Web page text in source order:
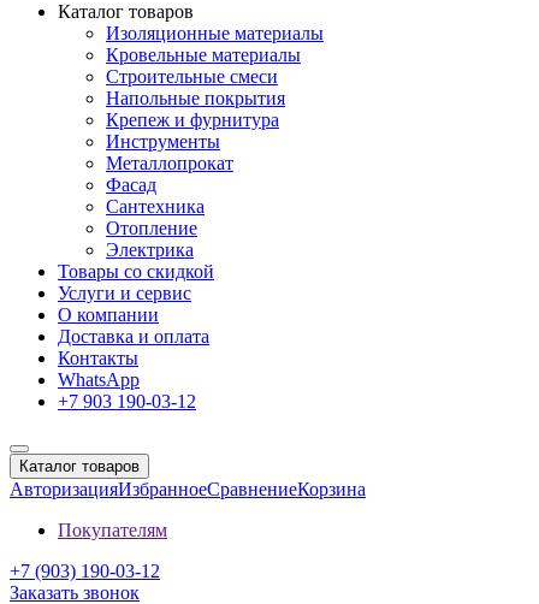
Каталог товаров
Изоляционные материалы
Кровельные материалы
Строительные смеси
Напольные покрытия
Крепеж и фурнитура
Инструменты
Металлопрокат
Фасад
Сантехника
Отопление
Электрика
Товары со скидкой
Услуги и сервис
О компании
Доставка и оплата
Контакты
WhatsApp
+7 903 190-03-12
Каталог товаров
АвторизацияИзбранноеСравнениеКорзина
Покупателям
+7 (903) 190-03-12
Заказать звонок